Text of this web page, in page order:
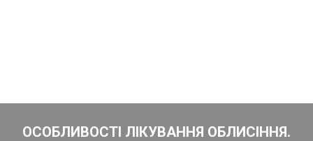
ОСОБЛИВОСТІ ЛІКУВАННЯ ОБЛИСІННЯ.